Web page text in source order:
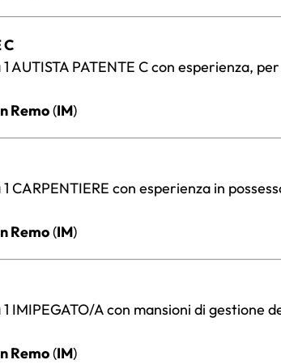
C
AUTISTA PATENTE C con esperienza, per
Remo(IM)
CARPENTIERE con esperienza in
Remo(IM)
IMIPEGATO/A con mansioni di gestione
Remo(IM)